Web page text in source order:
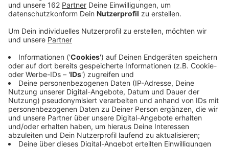
Nasennebenhöhlenentzündung und Fieber geklagt
hatte. Das Testergebnis gibt es frühestens
morgen.
Veröffentlicht: Mittwoch, 26.02.2020 13:48
Anzeige
Der Kreis Wesel hat seinen ersten Verdachtsfall auf
Corona-Virus. Ein 43jähriger Mann wurde im Bethanien-
Krankenhaus Moers getestet. Die Proben werden in